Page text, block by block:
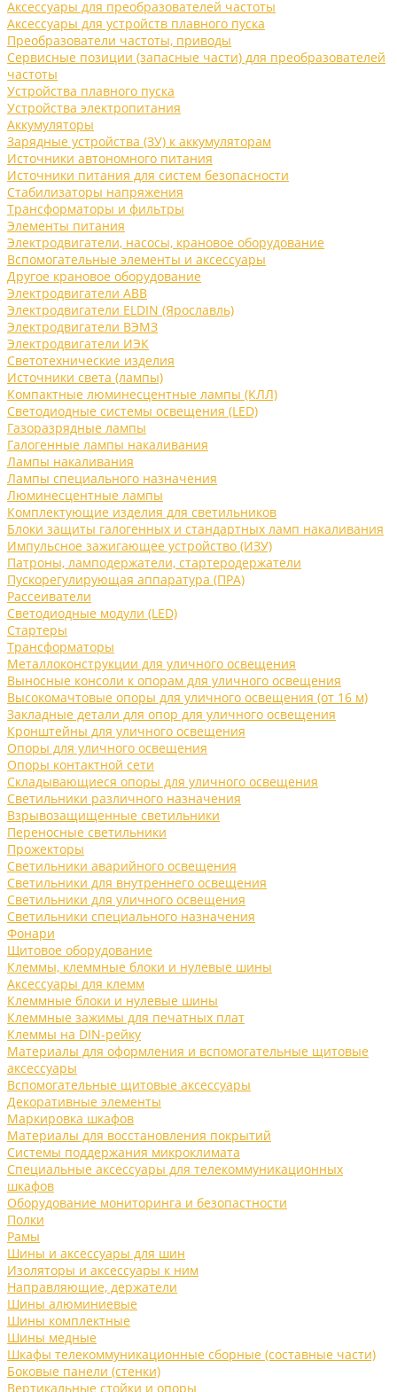
Аксессуары для преобразователей частоты
Аксессуары для устройств плавного пуска
Преобразователи частоты, приводы
Сервисные позиции (запасные части) для преобразователей
частоты
Устройства плавного пуска
Устройства электропитания
Аккумуляторы
Зарядные устройства (ЗУ) к аккумуляторам
Источники автономного питания
Источники питания для систем безопасности
Стабилизаторы напряжения
Трансформаторы и фильтры
Элементы питания
Электродвигатели, насосы, крановое оборудование
Вспомогательные элементы и аксессуары
Другое крановое оборудование
Электродвигатели ABB
Электродвигатели ELDIN (Ярославль)
Электродвигатели ВЭМЗ
Электродвигатели ИЭК
Светотехнические изделия
Источники света (лампы)
Компактные люминесцентные лампы (КЛЛ)
Светодиодные системы освещения (LED)
Газоразрядные лампы
Галогенные лампы накаливания
Лампы накаливания
Лампы специального назначения
Люминесцентные лампы
Комплектующие изделия для светильников
Блоки защиты галогенных и стандартных ламп накаливания
Импульсное зажигающее устройство (ИЗУ)
Патроны, ламподержатели, стартеродержатели
Пускорегулирующая аппаратура (ПРА)
Рассеиватели
Светодиодные модули (LED)
Стартеры
Трансформаторы
Металлоконструкции для уличного освещения
Выносные консоли к опорам для уличного освещения
Высокомачтовые опоры для уличного освещения (от 16 м)
Закладные детали для опор для уличного освещения
Кронштейны для уличного освещения
Опоры для уличного освещения
Опоры контактной сети
Складывающиеся опоры для уличного освещения
Светильники различного назначения
Взрывозащищенные светильники
Переносные светильники
Прожекторы
Светильники аварийного освещения
Светильники для внутреннего освещения
Светильники для уличного освещения
Светильники специального назначения
Фонари
Щитовое оборудование
Клеммы, клеммные блоки и нулевые шины
Аксессуары для клемм
Клеммные блоки и нулевые шины
Клеммные зажимы для печатных плат
Клеммы на DIN-рейку
Материалы для оформления и вспомогательные щитовые
аксессуары
Вспомогательные щитовые аксессуары
Декоративные элементы
Маркировка шкафов
Материалы для восстановления покрытий
Системы поддержания микроклимата
Специальные аксессуары для телекоммуникационных
шкафов
Оборудование мониторинга и безопастности
Полки
Рамы
Шины и аксессуары для шин
Изоляторы и аксессуары к ним
Направляющие, держатели
Шины алюминиевые
Шины комплектные
Шины медные
Шкафы телекоммуникационные сборные (составные части)
Боковые панели (стенки)
Вертикальные стойки и опоры